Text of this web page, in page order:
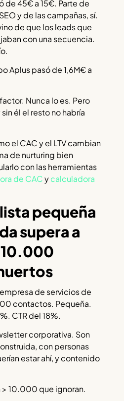
de 45€ a 15€. Parte de
y de las campañas, sí.
de que los leads que
con una secuencia.
Aplus pasó de 1,6M€ a
Nunca lo es. Pero
él el resto no habría
el CAC y el LTV cambian
de nurturing bien
con las herramientas
de CACycalculadora
pequeña
supera a
10.000
de servicios de
contactos. Pequeña.
CTR del 18%.
corporativa. Son
con personas
estar ahí, y contenido
10.000 que ignoran.